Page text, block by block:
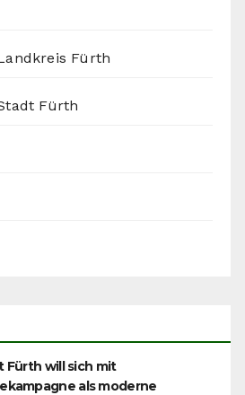
Fürth
Fürth
Fürth will sich mit
als moderne